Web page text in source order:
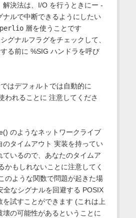
解決法は、I/O を行うときにー -
ナルで中断できるようにしたい
層を使うことです
グナルフラグをチェックして、
る前に %SIG ハンドラを呼び
はデフォルトでは自動的に
われることに 注意してくださ
のようなネットワークライブ
のタイムアウト 実装を持ってい
ているので、あなたのタイムア
かもしれないことに注意してく
のような関数で問題が起きた場
全なシグナルを回避する POSIX
を試すことができます (これは上
壊の可能性があるということに